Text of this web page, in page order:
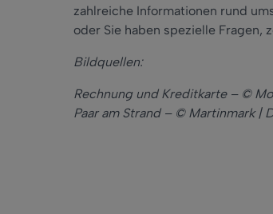
zahlreiche Informationen rund
oder Sie haben spezielle Fragen,
Bildquellen:
Rechnung und Kreditkarte – ©
Paar am Strand – © Martinmark |